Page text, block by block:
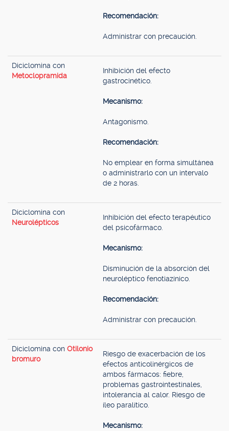
Recomendación:
Administrar con precaución.
Diciclomina con
Metoclopramida
Inhibición del efecto
gastrocinético.
Mecanismo:
Antagonismo.
Recomendación:
No emplear en forma simultánea
o administrarlo con un intervalo
de 2 horas.
Diciclomina con
Neurolépticos
Inhibición del efecto terapéutico
del psicofármaco.
Mecanismo:
Disminución de la absorción del
neuroléptico fenotiazínico.
Recomendación:
Administrar con precaución.
Diciclomina con Otilonio
bromuro
Riesgo de exacerbación de los
efectos anticolinérgicos de
ambos fármacos: fiebre,
problemas gastrointestinales,
intolerancia al calor. Riesgo de
íleo paralítico.
Mecanismo: